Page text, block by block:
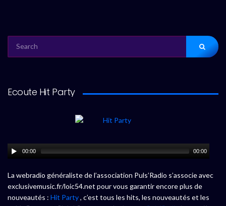
FOR:
Ecoute Hit Party
00:00 00:00
La webradio généraliste de l’association Puls’Radio s’associe avec
exclusivemusic.fr/loic54.net pour vous garantir encore plus de
nouveautés : Hit Party, c’est tous les hits, les nouveautés et les